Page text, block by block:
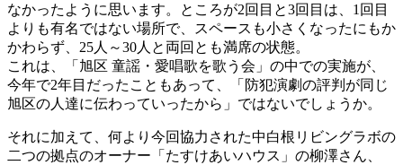
なかったように思います。ところが2回目と3回目は、1回目
よりも有名ではない場所で、スペースも小さくなったにもか
かわらず、25人～30人と両回とも満席の状態。
これは、「旭区 童謡・愛唱歌を歌う会」の中での実施が、
今年で2年目だったこともあって、「防犯演劇の評判が同じ
旭区の人達に伝わっていったから」ではないでしょうか。
それに加えて、何より今回協力された中白根リビングラボの
二つの拠点のオーナー「たすけあいハウス」の柳澤さん、